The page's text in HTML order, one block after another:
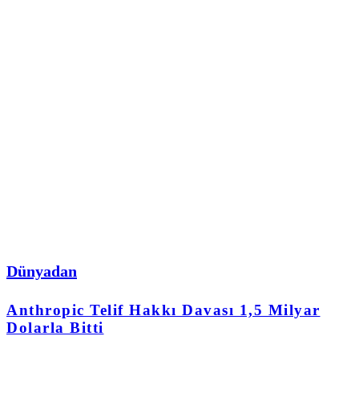
Dünyadan
Anthropic Telif Hakkı Davası 1,5 Milyar
Dolarla Bitti